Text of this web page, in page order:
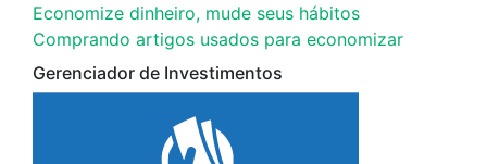
Economize dinheiro, mude seus hábitos
Comprando artigos usados para economizar
Gerenciador de Investimentos